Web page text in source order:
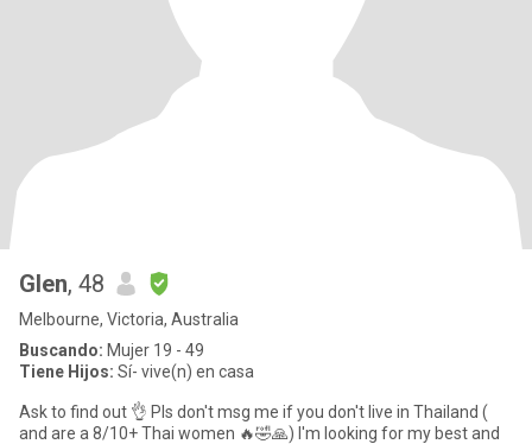
Glen, 48
Melbourne, Victoria, Australia
Buscando: Mujer 19 - 49
Tiene Hijos: Sí- vive(n) en casa
Ask to find out 👌 Pls don't msg me if you don't live in Thailand (
and are a 8/10+ Thai women 🔥🤣🙏) I'm looking for my best and